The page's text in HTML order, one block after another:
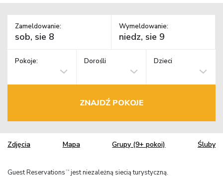
Zameldowanie: Wymeldowanie:
Pokoje: Dorośli Dzieci
ZNAJDŹ POKOJE
Zdjęcia Mapa Grupy (9+ pokoi) Śluby
Guest Reservations TM jest niezależną siecią turystyczną.